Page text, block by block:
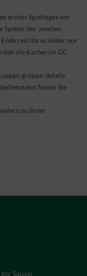
ersten Spieltages vor
Spieler der zweiten
reichte es leider nur
die Karten im GC
gruppe-details
finden Sie
zu ihren
Saison